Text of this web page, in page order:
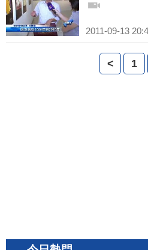
2011-09-13
< 1